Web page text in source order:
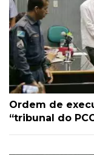
Ordem de
“tribunal do